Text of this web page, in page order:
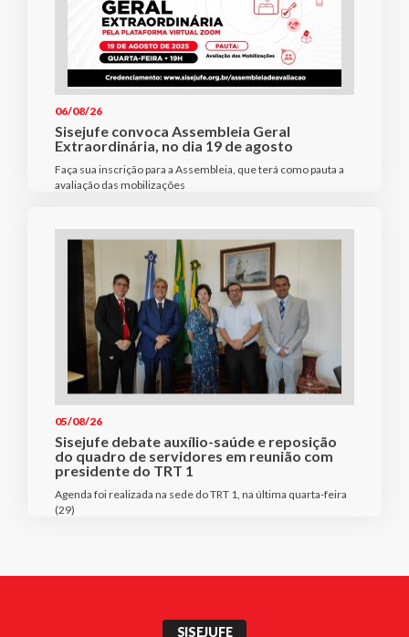
06/08/26
Sisejufe convoca Assembleia Geral
Extraordinária, no dia 19 de agosto
Faça sua inscrição para a Assembleia, que terá como pauta a
avaliação das mobilizações
05/08/26
Sisejufe debate auxílio-saúde e reposição
do quadro de servidores em reunião com
presidente do TRT 1
Agenda foi realizada na sede do TRT 1, na última quarta-feira
(29)
SISEJUFE